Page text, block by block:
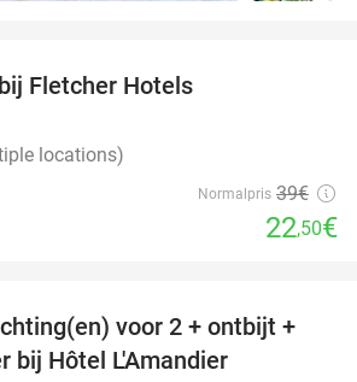
Fletcher Hotels
locations)
Normalpris 39€
22,50€
32%
voor 2 + ontbijt +
bij Hôtel L'Amandier